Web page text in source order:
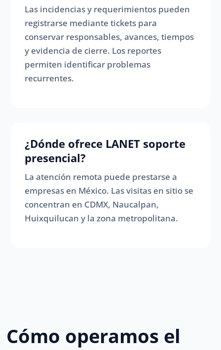
Las incidencias y requerimientos pueden
registrarse mediante tickets para
conservar responsables, avances, tiempos
y evidencia de cierre. Los reportes
permiten identificar problemas
recurrentes.
¿Dónde ofrece LANET soporte
presencial?
La atención remota puede prestarse a
empresas en México. Las visitas en sitio se
concentran en CDMX, Naucalpan,
Huixquilucan y la zona metropolitana.
Cómo operamos el